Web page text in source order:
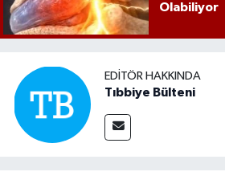
Olabiliyor
EDITÖR HAKKINDA
Tıbbiye Bülteni